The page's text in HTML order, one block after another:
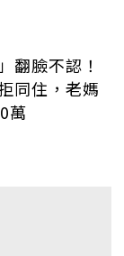
翻臉不認！
同住，老媽
萬